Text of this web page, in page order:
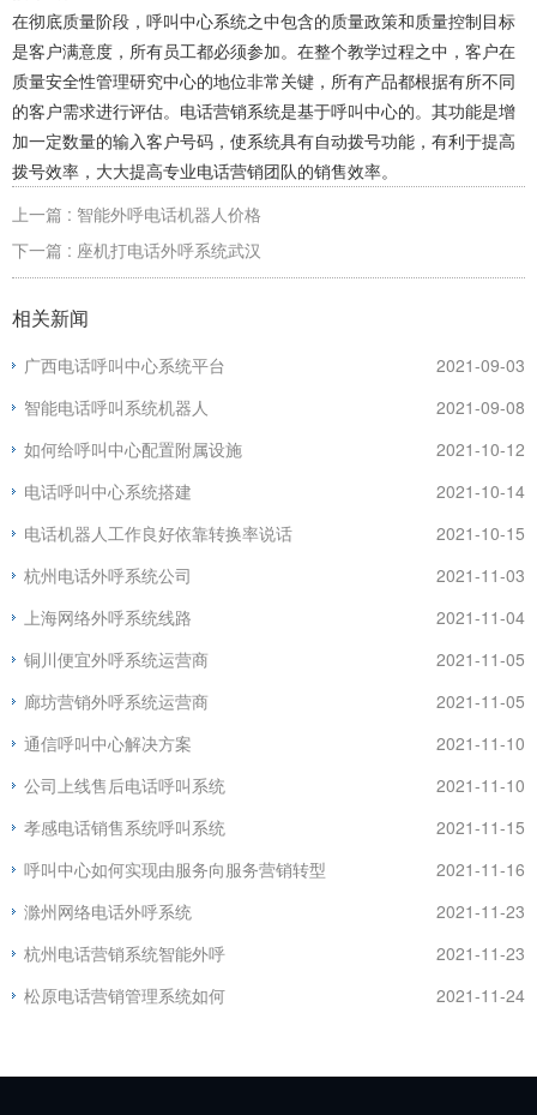
在彻底质量阶段，呼叫中心系统之中包含的质量政策和质量控制目标
是客户满意度，所有员工都必须参加。在整个教学过程之中，客户在
质量安全性管理研究中心的地位非常关键，所有产品都根据有所不同
的客户需求进行评估。电话营销系统是基于呼叫中心的。其功能是增
加一定数量的输入客户号码，使系统具有自动拨号功能，有利于提高
拨号效率，大大提高专业电话营销团队的销售效率。
上一篇 : 智能外呼电话机器人价格
下一篇 : 座机打电话外呼系统武汉
相关新闻
2021-09-03
广西电话呼叫中心系统平台
2021-09-08
智能电话呼叫系统机器人
2021-10-12
如何给呼叫中心配置附属设施
2021-10-14
电话呼叫中心系统搭建
2021-10-15
电话机器人工作良好依靠转换率说话
2021-11-03
杭州电话外呼系统公司
2021-11-04
上海网络外呼系统线路
2021-11-05
铜川便宜外呼系统运营商
2021-11-05
廊坊营销外呼系统运营商
2021-11-10
通信呼叫中心解决方案
2021-11-10
公司上线售后电话呼叫系统
2021-11-15
孝感电话销售系统呼叫系统
2021-11-16
呼叫中心如何实现由服务向服务营销转型
2021-11-23
滁州网络电话外呼系统
2021-11-23
杭州电话营销系统智能外呼
2021-11-24
松原电话营销管理系统如何